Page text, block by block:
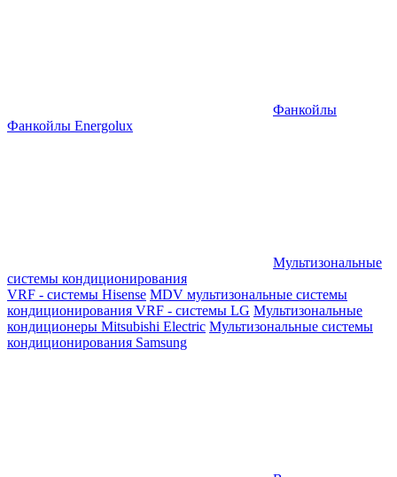
Фанкойлы
Фанкойлы Energolux
Мультизональные
системы кондиционирования
VRF - системы Hisense MDV мультизональные системы
кондиционирования VRF - системы LG Мультизональные
кондиционеры Mitsubishi Electric Мультизональные системы
кондиционирования Samsung